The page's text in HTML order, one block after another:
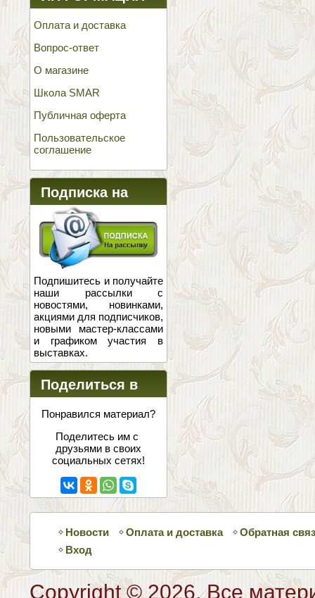
Оплата и доставка
Вопрос-ответ
О магазине
Школа SMAR
Публичная оферта
Пользовательское
соглашение
Подписка на
новости
Подпишитесь и получайте
наши рассылки с
новостями, новинками,
акциями для подписчиков,
новыми мастер-классами
и графиком участия в
выставках.
Поделиться в
соцсетях
Понравился материал?
Поделитесь им с
друзьями в своих
социальных сетях!
Новости Оплата и доставка
Обратная
Вход
Copyright © 2026, Все